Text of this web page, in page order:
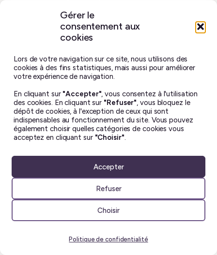
Gérer le
consentement aux
cookies
Lors de votre navigation sur ce site, nous utilisons des
cookies à des fins statistiques, mais aussi pour améliorer
votre expérience de navigation.
En cliquant sur "Accepter", vous consentez à l'utilisation
des cookies. En cliquant sur "Refuser", vous bloquez le
dépôt de cookies, à l'exception de ceux qui sont
indispensables au fonctionnement du site. Vous pouvez
également choisir quelles catégories de cookies vous
acceptez en cliquant sur "Choisir".
Accepter
Refuser
Choisir
Politique de confidentialité
camarades de classe l’affublent de
surnoms aux relents racistes, elle voit peu
de personnes qui lui ressemblent dans les
médias occidentaux. D’une manière
générale, bien qu’elle ait toujours vécu à
Paris, elle est sans cesse ramenée aux
origines asiatiques de sa famille. Et
pourtant, elle ne se sent pas non plus
assez chinoise: elle parle mal sa langue
maternelle, a souvent honte des clichés
auxquels ses proches acceptent de se
de sa famille, arrivée en France avant sa
naissance.
L’intrigue deJeune fille modèleest
centrée sur la relation de Chi Chi et sa
famille, sa mère en particulier, avec qui
elle est en conflit perpétuel. D’un côté, il y